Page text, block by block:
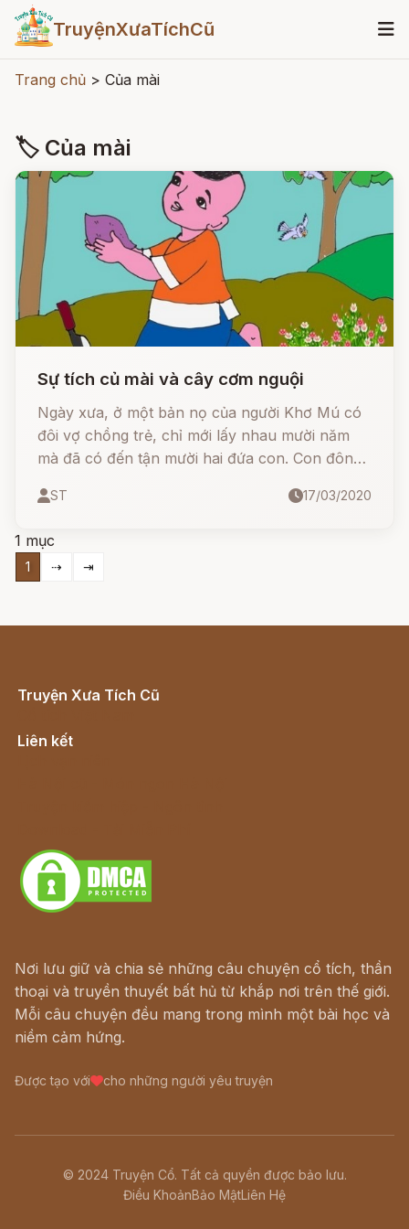
TruyệnXưaTíchCũ
Trang chủ > Của mài
🏷 Của mài
Sự tích củ mài và cây cơm nguội
Ngày xưa, ở một bản nọ của người Khơ Mú có
đôi vợ chồng trẻ, chỉ mới lấy nhau mười năm
mà đã có đến tận mười hai đứa con. Con đông
chồng dẫu lam làm, chịu thương chịu khó làm
không nuôi nổi đàn con của mình.
ST 17/03/2020
1 mục
1 ⇢ ⇥
Truyện Xưa Tích Cũ
Liên kết
Nơi lưu giữ và chia sẻ những câu chuyện cổ tích, thần
thoại và truyền thuyết bất hủ từ khắp nơi trên thế giới.
Mỗi câu chuyện đều mang trong mình một bài học và
niềm cảm hứng.
Được tạo với cho những người yêu truyện
© 2024 Truyện Cổ. Tất cả quyền được bảo lưu.
Điều KhoảnBảo MậtLiên Hệ